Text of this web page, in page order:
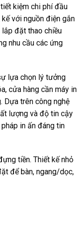
kiệm chi phí đầu
với nguồn điện gắn
đặt thao chiều
nhu cầu các ứng
lựa chọn lý tưởng
cửa hàng cần máy in
Dựa trên công nghệ
lượng và độ tin cậy
in ấn đáng tin
tiền. Thiết kế nhỏ
để bàn, ngang/dọc,